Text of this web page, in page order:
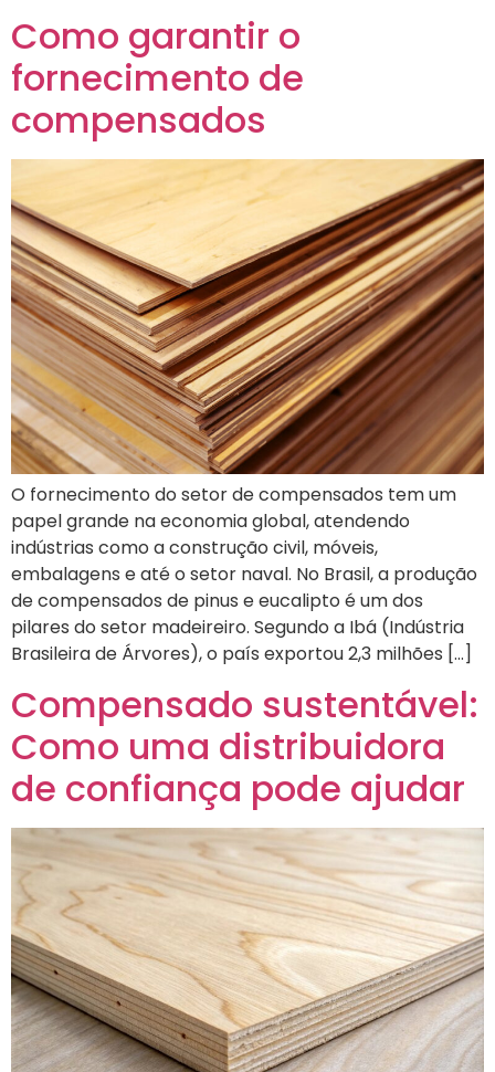
Como garantir o
fornecimento de
compensados
O fornecimento do setor de compensados tem um
papel grande na economia global, atendendo
indústrias como a construção civil, móveis,
embalagens e até o setor naval. No Brasil, a produção
de compensados de pinus e eucalipto é um dos
pilares do setor madeireiro. Segundo a Ibá (Indústria
Brasileira de Árvores), o país exportou 2,3 milhões […]
Compensado sustentável:
Como uma distribuidora
de confiança pode ajudar